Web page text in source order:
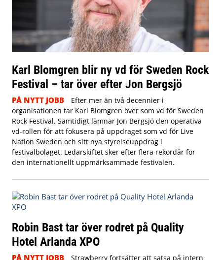
Karl Blomgren blir ny vd för Sweden Rock
Festival – tar över efter Jon Bergsjö
PÅ NYTT JOBB
Efter mer än två decennier i
organisationen tar Karl Blomgren över som vd för Sweden
Rock Festival. Samtidigt lämnar Jon Bergsjö den operativa
vd-rollen för att fokusera på uppdraget som vd för Live
Nation Sweden och sitt nya styrelseuppdrag i
festivalbolaget. Ledarskiftet sker efter flera rekordår för
den internationellt uppmärksammade festivalen.
Robin Bast tar över rodret på Quality
Hotel Arlanda XPO
PÅ NYTT JOBB Strawberry fortsätter att satsa på intern